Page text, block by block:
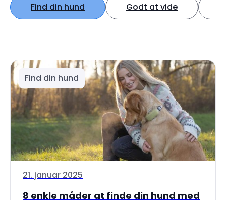
Find din hund Godt at vide
Find din hund
21. januar 2025
8 enkle måder at finde din hund med